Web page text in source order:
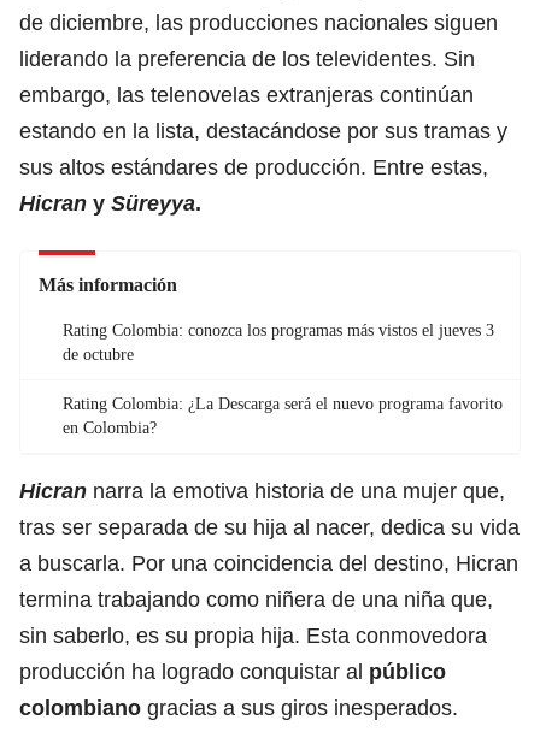
de diciembre, las producciones nacionales siguen
liderando la preferencia de los televidentes. Sin
embargo, las telenovelas extranjeras continúan
estando en la lista, destacándose por sus tramas y
sus altos estándares de producción. Entre estas,
Hicran y Süreyya.
Más información
Rating Colombia: conozca los programas más vistos el jueves 3
de octubre
Rating Colombia: ¿La Descarga será el nuevo programa favorito
en Colombia?
Hicran narra la emotiva historia de una mujer que,
tras ser separada de su hija al nacer, dedica su vida
a buscarla. Por una coincidencia del destino, Hicran
termina trabajando como niñera de una niña que,
sin saberlo, es su propia hija. Esta conmovedora
producción ha logrado conquistar al público
colombiano gracias a sus giros inesperados.